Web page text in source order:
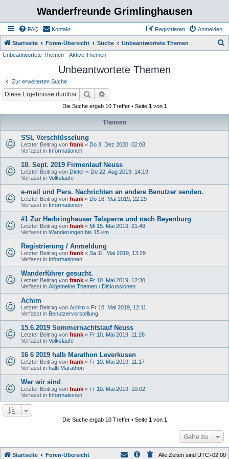
Wanderfreunde Grimlinghausen
FAQ Kontakt Anmelden
Registrieren
Startseite Foren-Übersicht Suche Unbeantwortete Themen
Unbeantwortete Themen Aktive Themen
Unbeantwortete Themen
Zur erweiterten Suche
Suche
Die Suche ergab 10 Treffer • Seite 1von 1
Themen
SSL Verschlüsselung
Letzter Beitrag von frank « Do 3. Dez 2020, 02:08
Verfasst in Informationen
10. Sept. 2019 Firmenlauf Neuss
Letzter Beitrag von Dieter « Do 22. Aug 2019, 14:19
Verfasst in Volksläufe
e-mail und Pers. Nachrichten an andere Benutzer senden.
Letzter Beitrag von frank « Do 16. Mai 2019, 22:29
Verfasst in Informationen
#1 Zur Herbringhauser Talsperre und nach Beyenburg
Letzter Beitrag von frank « Mi 15. Mai 2019, 21:49
Verfasst in Wanderungen bis 15 km
Registrierung / Anmeldung
Letzter Beitrag von frank « Sa 11. Mai 2019, 13:29
Verfasst in Informationen
Wanderführer gesucht.
Letzter Beitrag von frank « Fr 10. Mai 2019, 12:30
Verfasst in Allgemeine Themen / Diskussionen
Achim
Letzter Beitrag von Achim « Fr 10. Mai 2019, 12:11
Verfasst in Benutzervorstellung
15.6.2019 Sommernachtslauf Neuss
Letzter Beitrag von frank « Fr 10. Mai 2019, 11:26
Verfasst in Volksläufe
16 6 2019 halb Marathon Leverkusen
Letzter Beitrag von frank « Fr 10. Mai 2019, 11:17
Verfasst in halb Marathon
Wer wir sind
Letzter Beitrag von frank « Fr 10. Mai 2019, 10:02
Verfasst in Informationen
Die Suche ergab 10 Treffer • Seite 1von 1
Gehe zu
Startseite Foren-Übersicht Alle Zeiten sind UTC+02:00